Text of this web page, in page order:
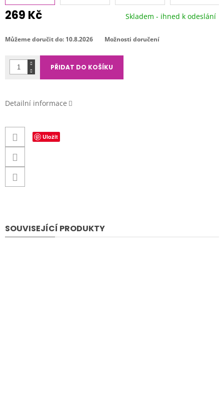
269 Kč
cena:
Skladem - ihned k odeslání
Můžeme doručit do: 10.8.2026 Možnosti doručení
PŘIDAT DO KOŠÍKU
Detailní informace
Uložit
SOUVISEJÍCÍ PRODUKTY